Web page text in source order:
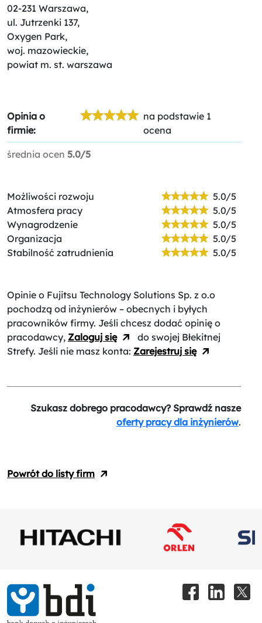
02-231 Warszawa,
ul. Jutrzenki 137,
Oxygen Park,
woj. mazowieckie,
powiat m. st. warszawa
Opinia o
firmie:
na podstawie 1
ocena
średnia ocen 5.0/5
Możliwości rozwoju
5.0/5
Atmosfera pracy
5.0/5
Wynagrodzenie
5.0/5
Organizacja
5.0/5
Stabilność zatrudnienia
5.0/5
Opinie o Fujitsu Technology Solutions Sp. z o.o
pochodzą od inżynierów – obecnych i byłych
pracowników firmy. Jeśli chcesz dodać opinię o
pracodawcy, Zaloguj się
do swojej Błekitnej
Strefy. Jeśli nie masz konta: Zarejestruj się
Szukasz dobrego pracodawcy? Sprawdź nasze
oferty pracy dla inżynierów.
Powrót do listy firm